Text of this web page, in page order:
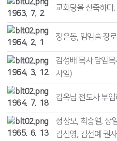
1963. 7. 2
교회당을 신축하다.
1964. 2. 1
장은동, 임임술 장
1964. 3. 12
김성배 목사 담임
사임)
1964. 7. 18
김옥님 전도사 부
1965. 6. 13
정상모, 최승열, 장
김신영, 김선예 권